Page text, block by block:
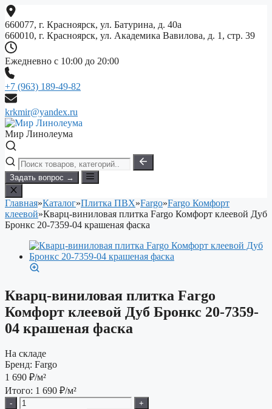
Перейти
к
содержимому
660077, г. Красноярск, ул. Батурина, д. 40а
660010, г. Красноярск, ул. Академика Вавилова, д. 1, стр. 39
Ежедневно с 10:00 до 20:00
+7 (963) 189-49-82
krkmir@yandex.ru
Мир Линолеума
Задать вопрос →
Главная»Каталог»Плитка ПВХ»Fargo»Fargo Комфорт
клеевой»Кварц-виниловая плитка Fargo Комфорт клеевой Дуб
Бронкс 20-7359-04 крашеная фаска
Кварц-виниловая плитка Fargo
Комфорт клеевой Дуб Бронкс 20-7359-
04 крашеная фаска
На складе
Бренд: Fargo
1 690 ₽/м²
Итого: 1 690 ₽/м²
-
+